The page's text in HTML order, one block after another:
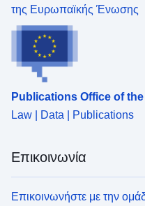
της Ευρωπαϊκής Ένωσης
Publications Office of
Law | Data | Publications
Επικοινωνία
Επικοινωνήστε με την